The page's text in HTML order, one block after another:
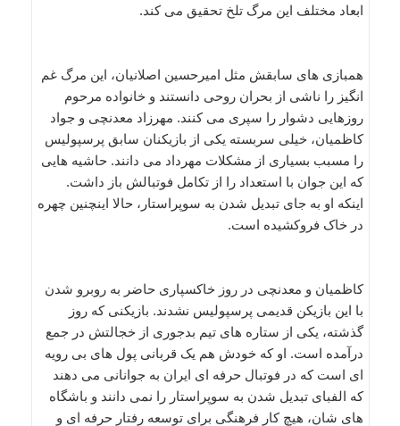
ابعاد مختلف این مرگ تلخ تحقیق می کند.
همبازی های سابقش مثل امیرحسین اصلانیان، این مرگ غم
انگیز را ناشی از بحران روحی دانستند و خانواده مرحوم
روزهایی دشوار را سپری می کنند. مهرزاد معدنچی و جواد
کاظمیان، خیلی سربسته یکی از بازیکنان سابق پرسپولیس
را مسبب بسیاری از مشکلات مهرداد می دانند. حاشیه هایی
که این جوان با استعداد را از تکامل فوتبالش باز داشت.
اینکه او به جای تبدیل شدن به سوپراستار، حالا اینچنین چهره
در خاک فروکشیده است.
کاظمیان و معدنچی در روز خاکسپاری حاضر به روبرو شدن
با این بازیکن قدیمی پرسپولیس نشدند. بازیکنی که روز
گذشته، یکی از ستاره های تیم بدجوری از خجالتش در جمع
درآمده است. او که خودش هم یک قربانی پول های بی رویه
ای است که در فوتبال حرفه ای ایران به جوانانی می دهند
که الفبای تبدیل شدن به سوپراستار را نمی دانند و باشگاه
های شان، هیچ کار فرهنگی برای توسعه رفتار حرفه ای و